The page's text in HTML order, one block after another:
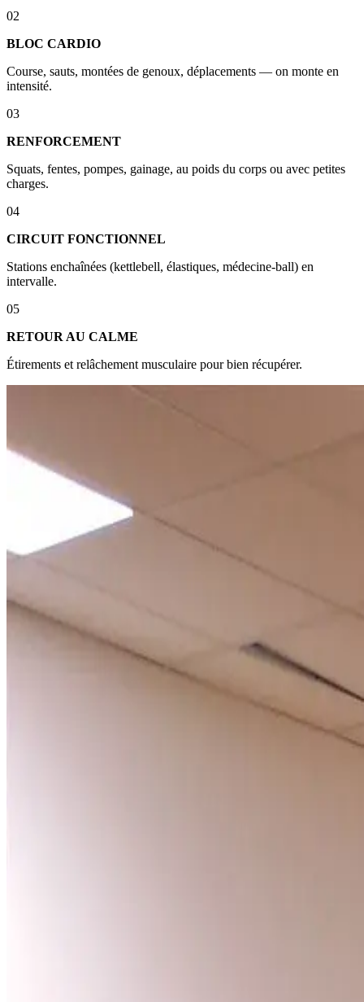
02
BLOC CARDIO
Course, sauts, montées de genoux, déplacements — on monte en
intensité.
03
RENFORCEMENT
Squats, fentes, pompes, gainage, au poids du corps ou avec petites
charges.
04
CIRCUIT FONCTIONNEL
Stations enchaînées (kettlebell, élastiques, médecine-ball) en
intervalle.
05
RETOUR AU CALME
Étirements et relâchement musculaire pour bien récupérer.